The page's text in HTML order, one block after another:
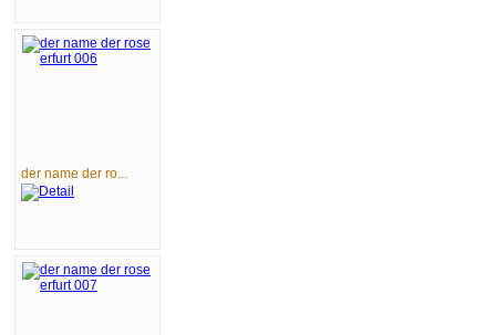
der name der ro...